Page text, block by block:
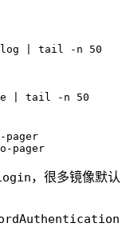
| tail -n 50
| tail -n 50
pager
，很多镜像默认